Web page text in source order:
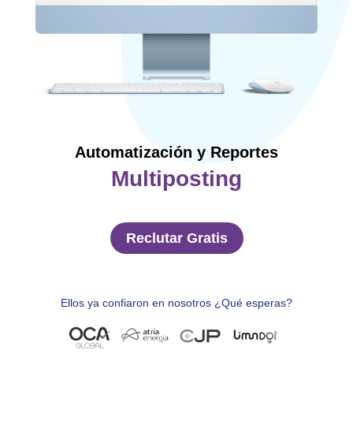
Automatización y Reportes
Multiposting
Reclutar Gratis
Ellos ya confiaron en nosotros ¿Qué esperas?